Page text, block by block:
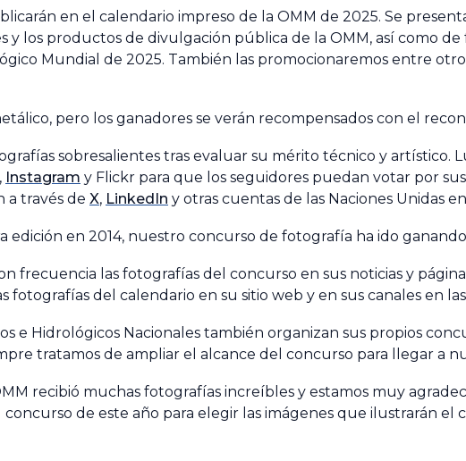
en el calendario impreso de la OMM de 2025. Se
y los productos de divulgación pública de la OMM, así como
Mundial de 2025. También las promocionaremos entre
pero los ganadores se verán recompensados con el
sobresalientes tras evaluar su mérito técnico y artístico.
, Instagram y Flickr para que los seguidores puedan votar por sus
a través de X, LinkedIn y otras cuentas de las Naciones Unidas
edición en 2014, nuestro concurso de fotografía ha ido
frecuencia las fotografías del concurso en sus noticias y
del calendario en su sitio web y en sus canales en las
e Hidrológicos Nacionales también organizan sus propios
tratamos de ampliar el alcance del concurso para llegar a
recibió muchas fotografías increíbles y estamos muy
de este año para elegir las imágenes que ilustrarán el